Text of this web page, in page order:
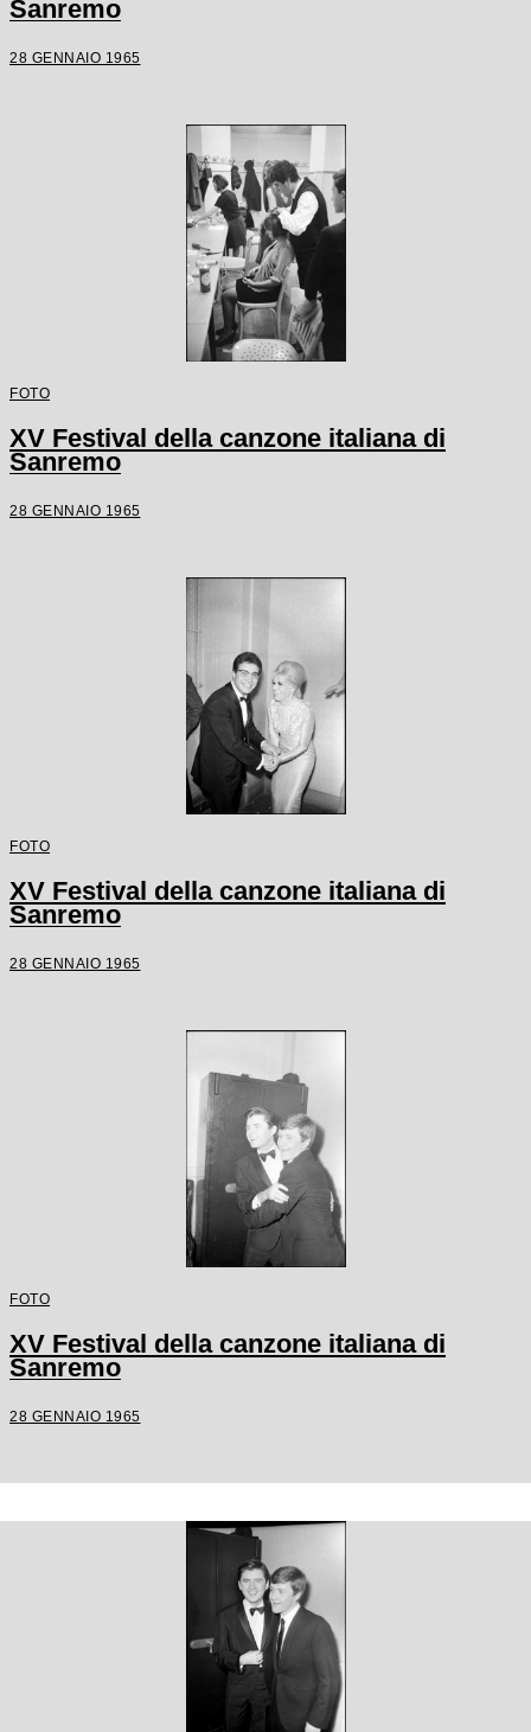
Sanremo
28 GENNAIO 1965
FOTO
XV Festival della canzone italiana di
Sanremo
28 GENNAIO 1965
FOTO
XV Festival della canzone italiana di
Sanremo
28 GENNAIO 1965
FOTO
XV Festival della canzone italiana di
Sanremo
28 GENNAIO 1965